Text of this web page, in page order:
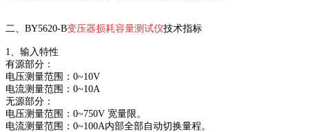
二、 BY5620-B变压器损耗容量测试仪技术指标
1、输入特性
有源部分：
电压测量范围：0~10V
电流测量范围：0~10A
无源部分：
电压测量范围：0~750V 宽量限。
电流测量范围：0~100A内部全部自动切换量程。